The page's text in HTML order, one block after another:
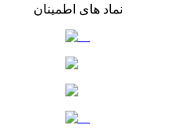
نماد های اطمینان